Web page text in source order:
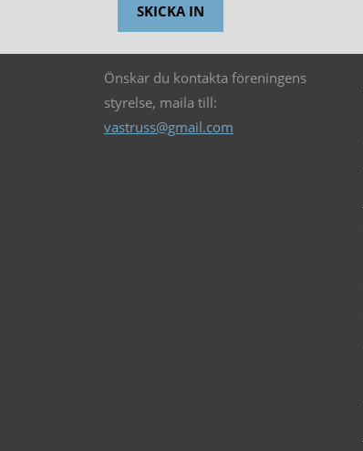
Önskar du kontakta föreningens
styrelse, maila till:
vastruss@gmail.com